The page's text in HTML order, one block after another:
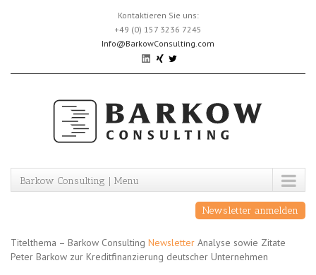
Kontaktieren Sie uns:
+49 (0) 157 3236 7245
Info@BarkowConsulting.com
Barkow Consulting | Menu
Newsletter anmelden
Titelthema – Barkow Consulting Newsletter Analyse sowie Zitate
Peter Barkow zur Kreditfinanzierung deutscher Unternehmen